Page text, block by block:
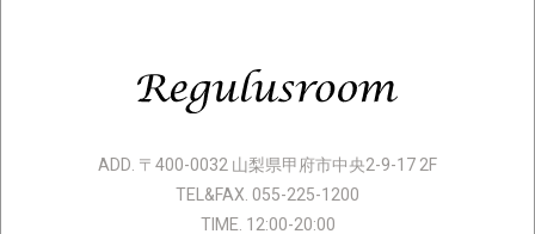
ADD. 〒400-0032 山梨県甲府市中央2-9-17 2F
TEL&FAX. 055-225-1200
TIME. 12:00-20:00